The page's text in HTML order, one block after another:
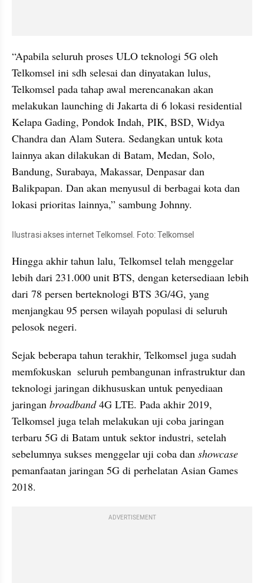
“Apabila seluruh proses ULO teknologi 5G oleh
Telkomsel ini sdh selesai dan dinyatakan lulus,
Telkomsel pada tahap awal merencanakan akan
melakukan launching di Jakarta di 6 lokasi residential
Kelapa Gading, Pondok Indah, PIK, BSD, Widya
Chandra dan Alam Sutera. Sedangkan untuk kota
lainnya akan dilakukan di Batam, Medan, Solo,
Bandung, Surabaya, Makassar, Denpasar dan
Balikpapan. Dan akan menyusul di berbagai kota dan
lokasi prioritas lainnya,” sambung Johnny.
Ilustrasi akses internet Telkomsel. Foto: Telkomsel
Hingga akhir tahun lalu, Telkomsel telah menggelar
lebih dari 231.000 unit BTS, dengan ketersediaan lebih
dari 78 persen berteknologi BTS 3G/4G, yang
menjangkau 95 persen wilayah populasi di seluruh
pelosok negeri.
Sejak beberapa tahun terakhir, Telkomsel juga sudah
memfokuskan  seluruh pembangunan infrastruktur dan
teknologi jaringan dikhususkan untuk penyediaan
jaringan broadband 4G LTE. Pada akhir 2019,
Telkomsel juga telah melakukan uji coba jaringan
terbaru 5G di Batam untuk sektor industri, setelah
sebelumnya sukses menggelar uji coba dan showcase
pemanfaatan jaringan 5G di perhelatan Asian Games
2018.
ADVERTISEMENT